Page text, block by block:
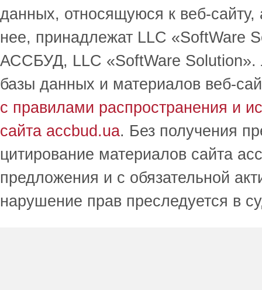
данных, относящуюся к веб-
нее, принадлежат LLC
АССБУД, LLC «SoftWare Solution».
базы данных и материалов веб-
с правилами распространения и
сайта accbud.ua. Без получения
цитирование материалов сайта
предложения и с обязательной
нарушение прав преследуется в